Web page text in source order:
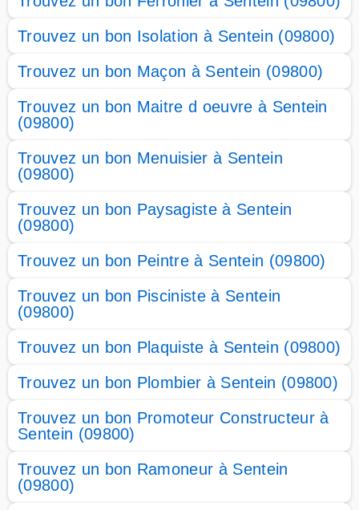
Trouvez un bon Isolation à Sentein (09800)
Trouvez un bon Maçon à Sentein (09800)
Trouvez un bon Maitre d oeuvre à Sentein
(09800)
Trouvez un bon Menuisier à Sentein
(09800)
Trouvez un bon Paysagiste à Sentein
(09800)
Trouvez un bon Peintre à Sentein (09800)
Trouvez un bon Pisciniste à Sentein
(09800)
Trouvez un bon Plaquiste à Sentein (09800)
Trouvez un bon Plombier à Sentein (09800)
Trouvez un bon Promoteur Constructeur à
Sentein (09800)
Trouvez un bon Ramoneur à Sentein
(09800)